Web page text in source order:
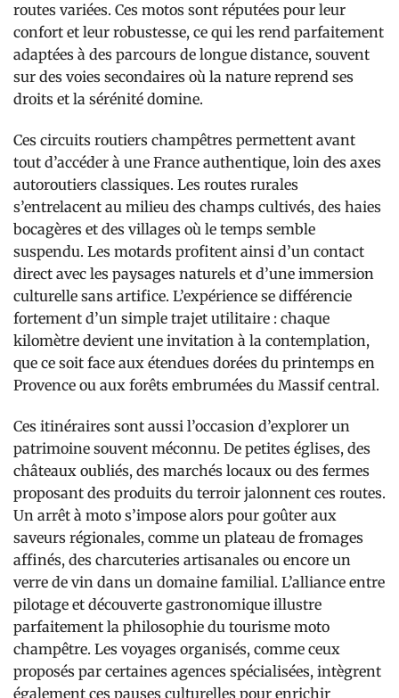
routes variées. Ces motos sont réputées pour leur
confort et leur robustesse, ce qui les rend parfaitement
adaptées à des parcours de longue distance, souvent
sur des voies secondaires où la nature reprend ses
droits et la sérénité domine.
Ces circuits routiers champêtres permettent avant
tout d’accéder à une France authentique, loin des axes
autoroutiers classiques. Les routes rurales
s’entrelacent au milieu des champs cultivés, des haies
bocagères et des villages où le temps semble
suspendu. Les motards profitent ainsi d’un contact
direct avec les paysages naturels et d’une immersion
culturelle sans artifice. L’expérience se différencie
fortement d’un simple trajet utilitaire : chaque
kilomètre devient une invitation à la contemplation,
que ce soit face aux étendues dorées du printemps en
Provence ou aux forêts embrumées du Massif central.
Ces itinéraires sont aussi l’occasion d’explorer un
patrimoine souvent méconnu. De petites églises, des
châteaux oubliés, des marchés locaux ou des fermes
proposant des produits du terroir jalonnent ces routes.
Un arrêt à moto s’impose alors pour goûter aux
saveurs régionales, comme un plateau de fromages
affinés, des charcuteries artisanales ou encore un
verre de vin dans un domaine familial. L’alliance entre
pilotage et découverte gastronomique illustre
parfaitement la philosophie du tourisme moto
champêtre. Les voyages organisés, comme ceux
proposés par certaines agences spécialisées, intègrent
également ces pauses culturelles pour enrichir